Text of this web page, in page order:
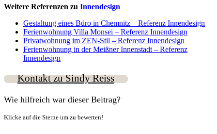
Weitere Referenzen zu Innendesign
Gestaltung eines Büro in Chemnitz – Referenz Innendesign
Ferienwohnung Villa Monsei – Referenz Innendesign
Privatwohnung im ZEN-Stil – Referenz Innendesign
Ferienwohnung in der Meißner Innenstadt – Referenz
Innendesign
Kontakt zu Sindy Reiss
Wie hilfreich war dieser Beitrag?
Klicke auf die Sterne um zu bewerten!